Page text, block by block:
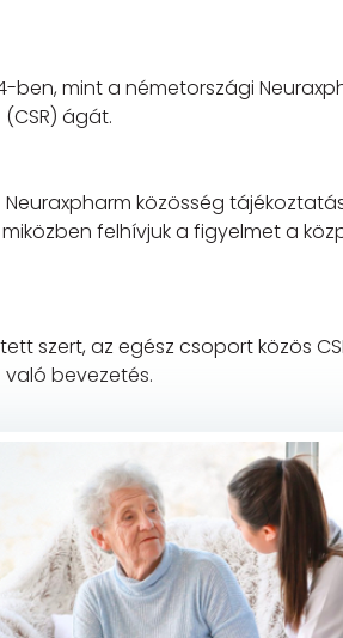
ben, mint a németországi
ágát.
közösség
felhívjuk a figyelmet a
szert, az egész csoport közös
bevezetés.